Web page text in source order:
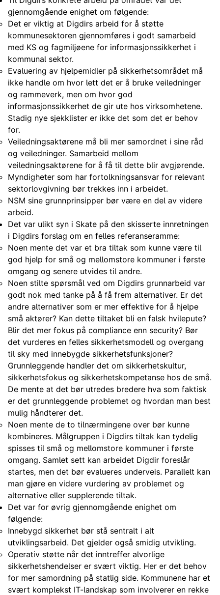
gjennomgående enighet om følgende:
Det er viktig at Digdirs arbeid for å støtte
kommunesektoren gjennomføres i godt samarbeid
med KS og fagmiljøene for informasjonssikkerhet i
kommunal sektor.
Evaluering av hjelpemidler på sikkerhetsområdet må
ikke handle om hvor lett det er å bruke veiledninger
og rammeverk, men om hvor god
informasjonssikkerhet de gir ute hos virksomhetene.
Stadig nye sjekklister er ikke det som det er behov
for.
Veiledningsaktørene må bli mer samordnet i sine råd
og veiledninger. Samarbeid mellom
veiledningsaktørene for å få til dette blir avgjørende.
Myndigheter som har fortolkningsansvar for relevant
sektorlovgivning bør trekkes inn i arbeidet.
NSM sine grunnprinsipper bør være en del av videre
arbeid.
Det var ulikt syn i Skate på den skisserte innretningen
i Digdirs forslag om en felles referanseramme:
Noen mente det var et bra tiltak som kunne være til
god hjelp for små og mellomstore kommuner i første
omgang og senere utvides til andre.
Noen stilte spørsmål ved om Digdirs grunnarbeid var
godt nok med tanke på å få frem alternativer. Er det
andre alternativer som er mer effektive for å hjelpe
små aktører? Kan dette tiltaket bli en falsk hvilepute?
Blir det mer fokus på compliance enn security? Bør
det vurderes en felles sikkerhetsmodell og overgang
til sky med innebygde sikkerhetsfunksjoner?
Grunnleggende handler det om sikkerhetskultur,
sikkerhetsfokus og sikkerhetskompetanse hos de små.
De mente at det bør utredes bredere hva som faktisk
er det grunnleggende problemet og hvordan man best
mulig håndterer det.
Noen mente de to tilnærmingene over bør kunne
kombineres. Målgruppen i Digdirs tiltak kan tydelig
spisses til små og mellomstore kommuner i første
omgang. Samlet sett kan arbeidet Digdir foreslår
startes, men det bør evalueres underveis. Parallelt kan
man gjøre en videre vurdering av problemet og
alternative eller supplerende tiltak.
Det var for øvrig gjennomgående enighet om
følgende:
Innebygd sikkerhet bør stå sentralt i alt
utviklingsarbeid. Det gjelder også smidig utvikling.
Operativ støtte når det inntreffer alvorlige
sikkerhetshendelser er svært viktig. Her er det behov
for mer samordning på statlig side. Kommunene har et
svært komplekst IT-landskap som involverer en rekke